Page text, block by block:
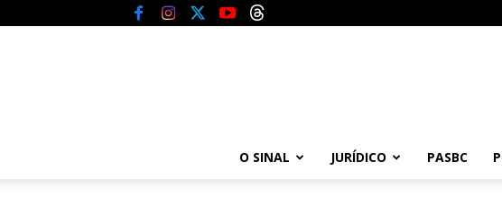
O SINAL JURÍDICO PASBC